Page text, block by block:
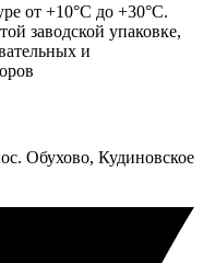
от +10°С до +30°С.
заводской упаковке,
и
Обухово, Кудиновское